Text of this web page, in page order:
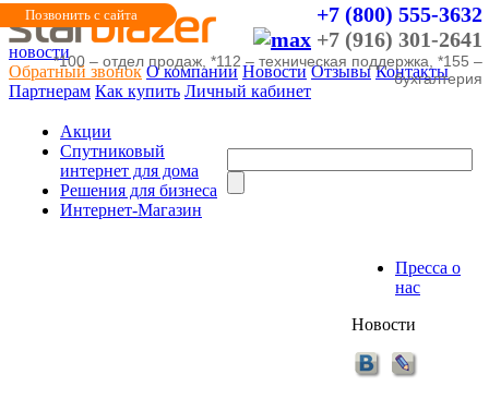
+7 (800) 555-3632
+7 (916) 301-2641
Позвонить с сайта
*100 – отдел продаж, *112 – техническая поддержка, *155 –
бухгалтерия
новости
Обратный звонок О компании Новости Отзывы Контакты
Партнерам Как купить Личный кабинет
Акции
Cпутниковый
интернет для дома
Решения для бизнеса
Интернет-Магазин
Пресса о
нас
Новости